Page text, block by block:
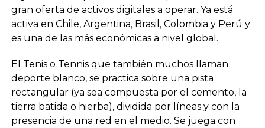
gran oferta de activos digitales a operar. Ya está
activa en Chile, Argentina, Brasil, Colombia y Perú y
es una de las más económicas a nivel global.
El Tenis o Tennis que también muchos llaman
deporte blanco, se practica sobre una pista
rectangular (ya sea compuesta por el cemento, la
tierra batida o hierba), dividida por líneas y con la
presencia de una red en el medio. Se juega con